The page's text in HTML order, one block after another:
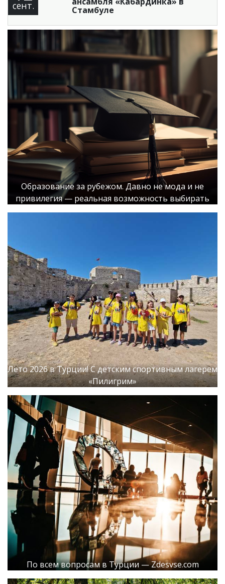
сент. Стамбуле
Образование за рубежом. Давно не мода и не
привилегия — реальная возможность выбирать
Лето 2026 в Турции! С детским спортивным лагерем
«Пилигрим»
По всем вопросам в Турции — Zdesvse.com